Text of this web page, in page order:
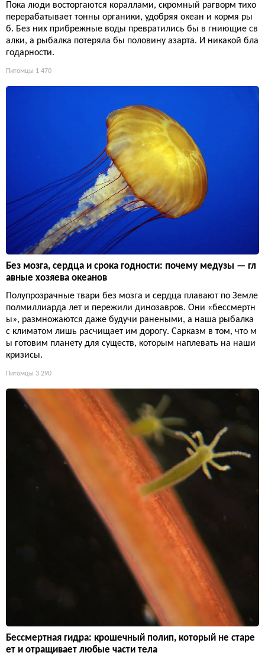
Пока люди восторгаются кораллами, скромный рагворм тихо
перерабатывает тонны органики, удобряя океан и кормя ры
б. Без них прибрежные воды превратились бы в гниющие св
алки, а рыбалка потеряла бы половину азарта. И никакой бла
годарности.
Питомцы 1 470
Без мозга, сердца и срока годности: почему медузы — гл
авные хозяева океанов
Полупрозрачные твари без мозга и сердца плавают по Земле
полмиллиарда лет и пережили динозавров. Они «бессмертн
ы», размножаются даже будучи ранеными, а наша рыбалка
с климатом лишь расчищает им дорогу. Сарказм в том, что м
ы готовим планету для существ, которым наплевать на наши
кризисы.
Питомцы 3 290
Бессмертная гидра: крошечный полип, который не старе
ет и отращивает любые части тела